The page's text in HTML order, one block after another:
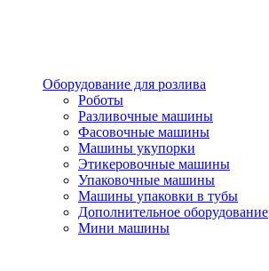
Оборудование для розлива
Роботы
Разливочные машины
Фасовочные машины
Машины укупорки
Этикеровочные машины
Упаковочные машины
Машины упаковки в тубы
Дополнительное оборудование
Мини машины